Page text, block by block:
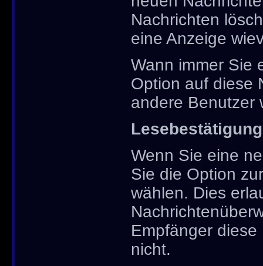
Nachrichten
eine Anzeige
Wann immer Sie
Option auf diese
andere Benutzer
Lesebestätigung
Wenn Sie eine
Sie die Option
wählen. Dies
Empfänger
nicht.